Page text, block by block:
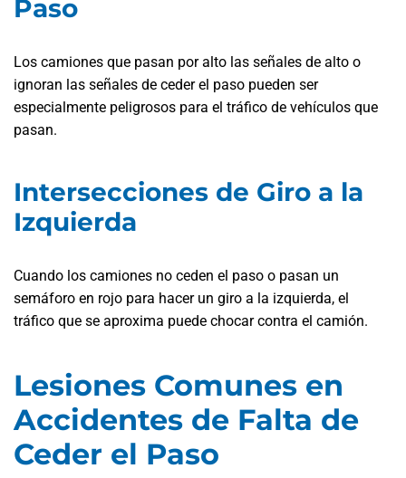
Paso
Los camiones que pasan por alto las señales de alto o
ignoran las señales de ceder el paso pueden ser
especialmente peligrosos para el tráfico de vehículos que
pasan.
Intersecciones de Giro a la
Izquierda
Cuando los camiones no ceden el paso o pasan un
semáforo en rojo para hacer un giro a la izquierda, el
tráfico que se aproxima puede chocar contra el camión.
Lesiones Comunes en
Accidentes de Falta de
Ceder el Paso